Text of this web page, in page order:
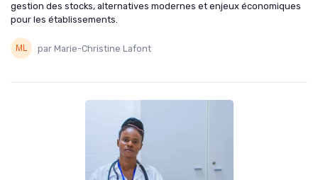
gestion des stocks, alternatives modernes et enjeux économiques
pour les établissements.
par Marie-Christine Lafont